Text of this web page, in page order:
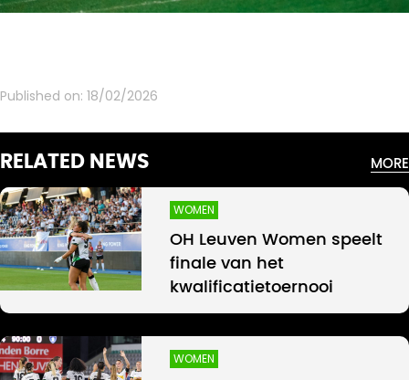
Published on: 18/02/2026
RELATED NEWS MORE
WOMEN
OH Leuven Women speelt
finale van het
kwalificatietoernooi
WOMEN